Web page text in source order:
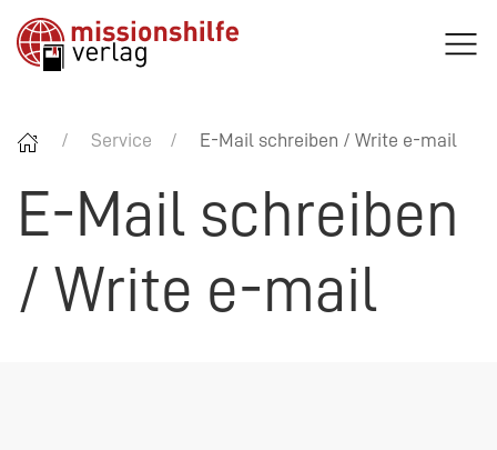
Service E-Mail schreiben / Write e-mail
E-Mail schreiben
/ Write e-mail